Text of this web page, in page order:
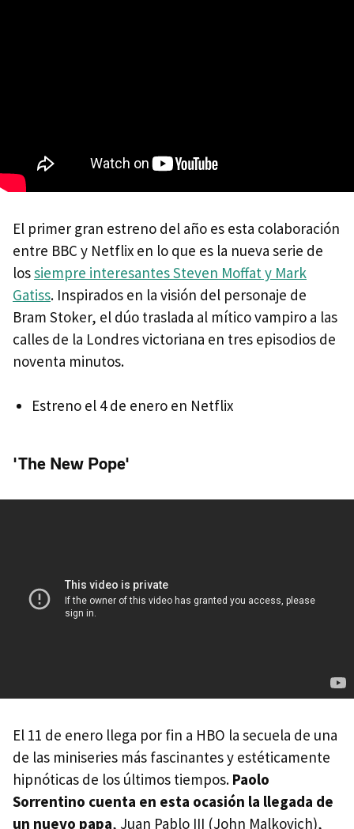
El primer gran estreno del año es esta colaboración
entre BBC y Netflix en lo que es la nueva serie de
lossiempre interesantes Steven Moffat y Mark
Gatiss. Inspirados en la visión del personaje de
Bram Stoker, el dúo traslada al mítico vampiro a las
calles de la Londres victoriana en tres episodios de
noventa minutos.
Estreno el 4 de enero en Netflix
'The New Pope'
El 11 de enero llega por fin a HBO la secuela de una
de las miniseries más fascinantes y estéticamente
hipnóticas de los últimos tiempos. Paolo
Sorrentino cuenta en esta ocasión la llegada de
un nuevo papa, Juan Pablo III (John Malkovich),